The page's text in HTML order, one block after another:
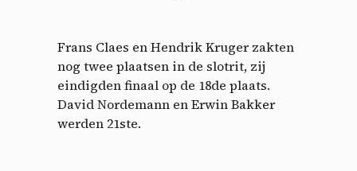
Frans Claes en Hendrik Kruger zakten
nog twee plaatsen in de slotrit, zij
eindigden finaal op de 18de plaats.
David Nordemann en Erwin Bakker
werden 21ste.